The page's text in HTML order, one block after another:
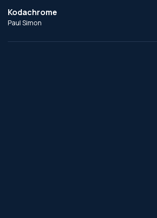
Kodachrome
Paul Simon